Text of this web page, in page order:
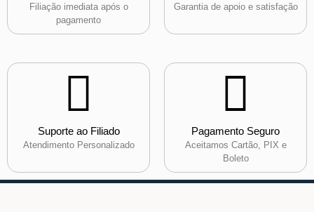
Filiação imediata após o
pagamento
Garantia de apoio e satisfação
Suporte ao Filiado
Atendimento Personalizado
Pagamento Seguro
Aceitamos Cartão, PIX e
Boleto